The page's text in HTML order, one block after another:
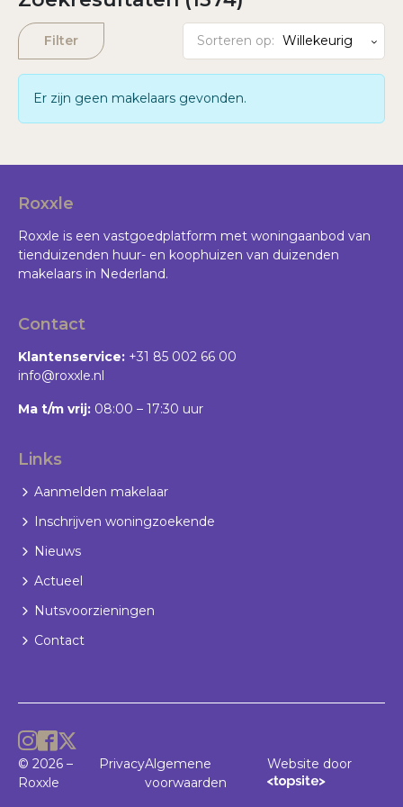
Wachtwoord vergeten?
Filter Sorteren op: Willekeurig
Er zijn geen makelaars gevonden.
Roxxle
Roxxle is een vastgoedplatform met woningaanbod van
tienduizenden huur- en koophuizen van duizenden
makelaars in Nederland.
Contact
Klantenservice: +31 85 002 66 00
info@roxxle.nl
Ma t/m vrij: 08:00 – 17:30 uur
Links
Aanmelden makelaar
Inschrijven woningzoekende
Nieuws
Actueel
Nutsvoorzieningen
Contact
© 2026 –
Roxxle
PrivacyAlgemene
voorwaarden
Website door